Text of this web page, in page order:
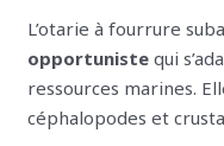
L’otarie à fourrure
opportuniste qui
ressources marines.
céphalopodes et